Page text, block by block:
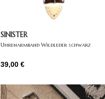
SINISTER
Uhrenarmband Wildleder schwarz
39,00 €